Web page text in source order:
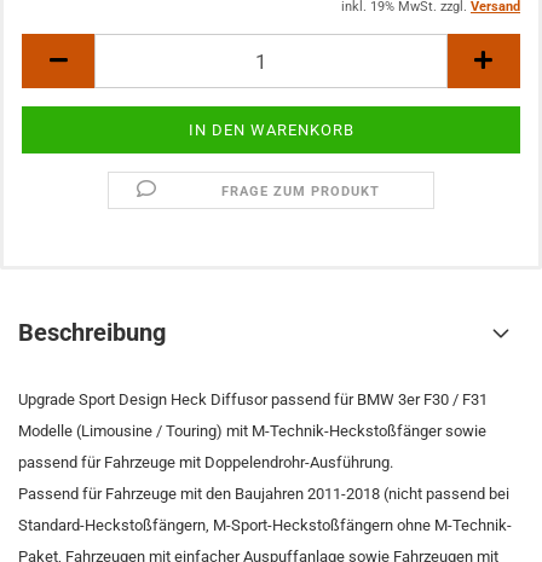
inkl. 19% MwSt. zzgl. Versand
FRAGE ZUM PRODUKT
Beschreibung
Upgrade Sport Design Heck Diffusor passend für BMW 3er F30 / F31
Modelle (Limousine / Touring) mit M-Technik-Heckstoßfänger sowie
passend für Fahrzeuge mit Doppelendrohr-Ausführung.
Passend für Fahrzeuge mit den Baujahren 2011-2018 (nicht passend bei
Standard-Heckstoßfängern, M-Sport-Heckstoßfängern ohne M-Technik-
Paket, Fahrzeugen mit einfacher Auspuffanlage sowie Fahrzeugen mit